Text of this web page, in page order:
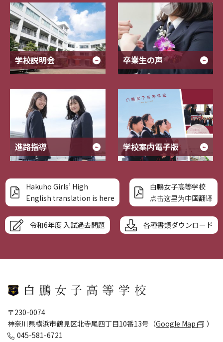
学校説明会 卒業生の声
進路指導 学校案内電子版
Hakuho Girls’ High
English translation is here
白鵬女子高等学校
点击这里为中国翻译
令和6年度 入試過去問題 各種書類ダウンロード
〒230-0074
神奈川県横浜市鶴見区北寺尾四丁目10番13号（Google Map
）
045-581-6721